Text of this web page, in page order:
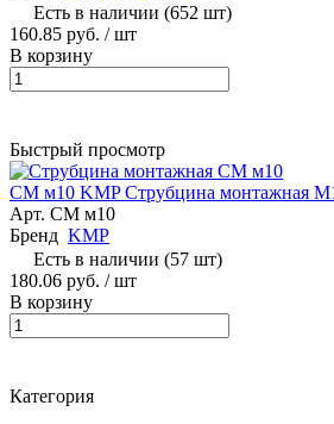
Есть в наличии (652 шт)
160.85 руб. / шт
В корзину
Быстрый просмотр
СМ м10 KMP Струбцина монтажная
Арт. СМ м10
Бренд KMP
Есть в наличии (57 шт)
180.06 руб. / шт
В корзину
Категория